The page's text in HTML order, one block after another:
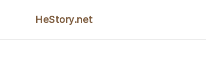
HeStory.net